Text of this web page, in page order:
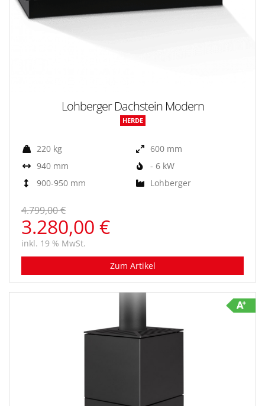
Lohberger Dachstein Modern
HERDE
220 kg
940 mm
900-950 mm
600 mm
- 6 kW
Lohberger
4.799,00 €
3.280,00 €
inkl. 19 % MwSt.
Zum Artikel